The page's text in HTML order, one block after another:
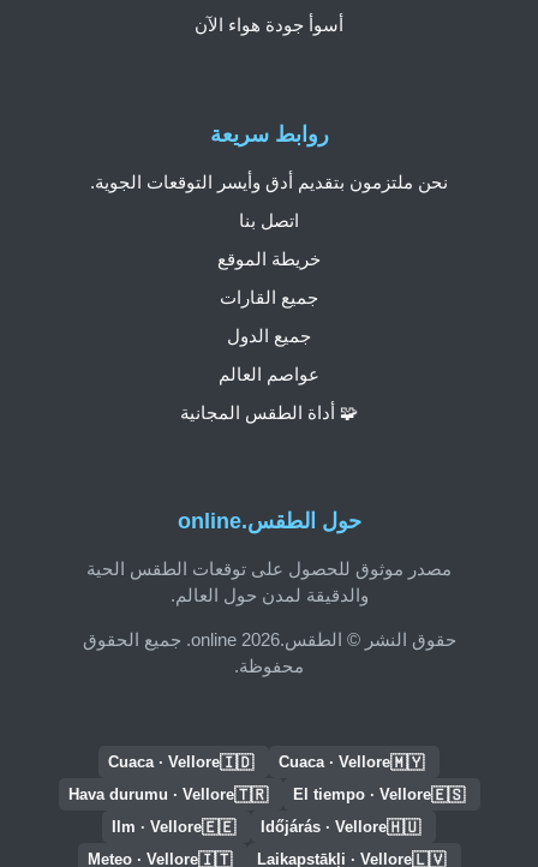
حول الطقس.online
مصدر موثوق للحصول على توقعات الطقس الحية
والدقيقة لمدن حول العالم.
حقوق النشر © الطقس.online 2026. جميع الحقوق
محفوظة.
روابط سريعة
نحن ملتزمون بتقديم أدق وأيسر التوقعات الجوية.
اتصل بنا
خريطة الموقع
جميع القارات
جميع الدول
عواصم العالم
🧩 أداة الطقس المجانية
أسوأ جودة هواء الآن
🇲🇾
Cuaca · Vellore
🇮🇩
Cuaca · Vellore
🇪🇸
El tiempo · Vellore
🇹🇷
Hava durumu · Vellore
🇭🇺
Időjárás · Vellore
🇪🇪
Ilm · Vellore
🇱🇻
Laikapstākļi · Vellore
🇮🇹
Meteo · Vellore